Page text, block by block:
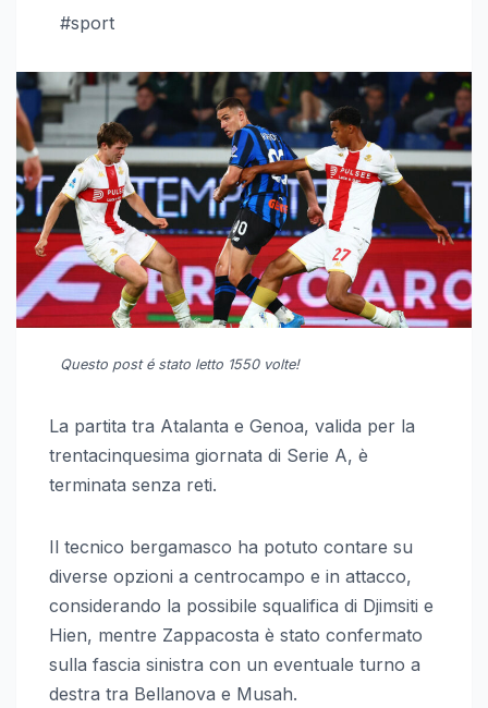
#sport
Questo post é stato letto 1550 volte!
La partita tra Atalanta e Genoa, valida per la
trentacinquesima giornata di Serie A, è
terminata senza reti.
Il tecnico bergamasco ha potuto contare su
diverse opzioni a centrocampo e in attacco,
considerando la possibile squalifica di Djimsiti e
Hien, mentre Zappacosta è stato confermato
sulla fascia sinistra con un eventuale turno a
destra tra Bellanova e Musah.